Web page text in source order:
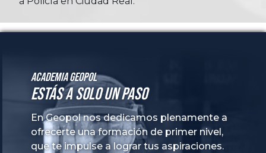
Academia GeoPol
Estás a solo un paso
En Geopol nos dedicamos plenamente a
ofrecerte una formación de primer nivel,
que te impulse a lograr tus aspiraciones.